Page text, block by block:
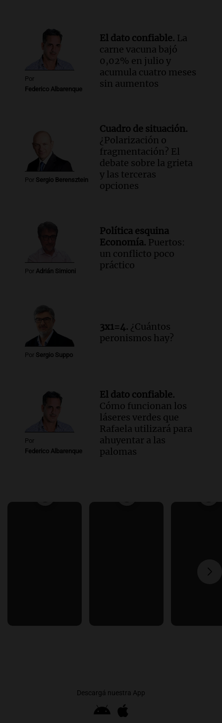
Por
Federico Albarenque
El dato confiable. La
carne vacuna bajó
0,02% en julio y
acumula cuatro meses
sin aumentos
Por Sergio Berensztein
Cuadro de situación.
¿Polarización o
fragmentación? El
debate sobre la grieta
y las terceras
opciones
Por Adrián Simioni
Política esquina
Economía. Puertos:
un conflicto poco
práctico
Por Sergio Suppo
3x1=4. ¿Cuántos
peronismos hay?
Por
Federico Albarenque
El dato confiable.
Cómo funcionan los
láseres verdes que
Rafaela utilizará para
ahuyentar a las
palomas
Descargá nuestra App